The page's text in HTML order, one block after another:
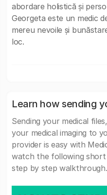
abordare holistică și
Georgeta este un medic
mereu nevoile și
loc.
Learn how sending
Sending your medical
your medical imaging to
provider is easy with
watch the following short
step by step walkthrough.